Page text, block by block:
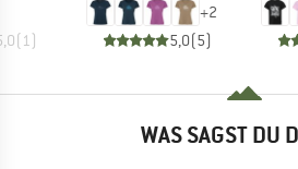
(1)
+2
5,0(5)
WAS SAGST DU